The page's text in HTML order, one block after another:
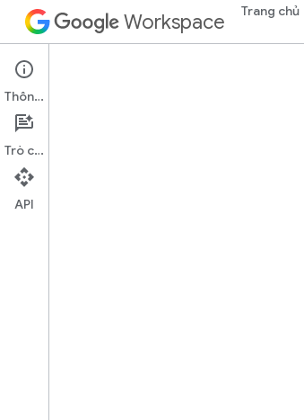
Workspace Trang chủ
Add-ons
Tổng quan
Thông tin
Trò chuyện
API